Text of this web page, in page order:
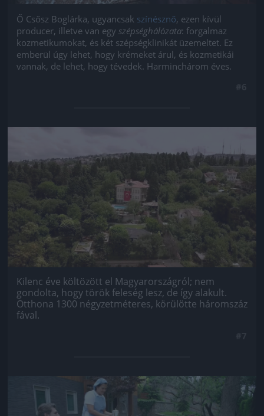
Ő Csősz Boglárka, ugyancsak színésznő, ezen kívül
producer, illetve van egy szépséghálózata: forgalmaz
kozmetikumokat, és két szépségklinikát üzemeltet. Ez
emberül úgy lehet, hogy krémeket árul, és kozmetikái
vannak, de lehet, hogy tévedek. Harminchárom éves.
Kilenc éve költözött el Magyarországról; nem
gondolta, hogy török feleség lesz, de így alakult.
Otthona 1300 négyzetméteres, körülötte háromszáz
fával.
Jön még kép!